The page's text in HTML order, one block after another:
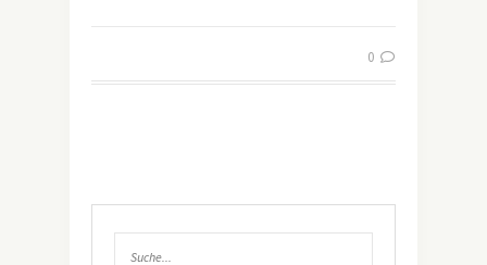
0